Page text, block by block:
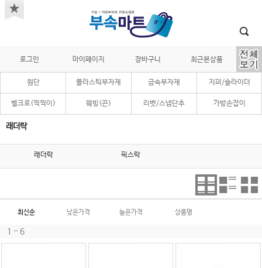
로그인 마이페이지 장바구니 최근본상품
원단 플라스틱부자재 금속부자재 지퍼/슬라이더
벨크로(찍찍이) 웨빙(끈) 리벳/스냅단추 가방손잡이
래더락
래더락 픽스락
최신순 낮은가격 높은가격 상품명
1 - 6